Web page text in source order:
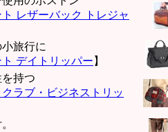
レザーバック トレジャ
小旅行に
デイトリッパー 】
を持つ
ラブ・ビジネストリッ